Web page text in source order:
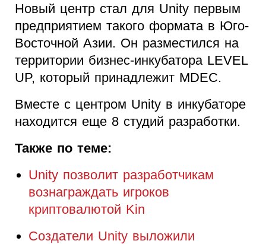
Новый центр стал для Unity первым
предприятием такого формата в Юго-
Восточной Азии. Он разместился на
территории бизнес-инкубатора LEVEL
UP, который принадлежит MDEC.
Вместе с центром Unity в инкубаторе
находится еще 8 студий разработки.
Также по теме:
Unity позволит разработчикам
вознаграждать игроков
криптовалютой Kin
Создатели Unity выложили